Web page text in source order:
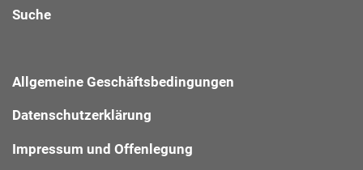
Suche
Allgemeine Geschäftsbedingungen
Datenschutzerklärung
Impressum und Offenlegung